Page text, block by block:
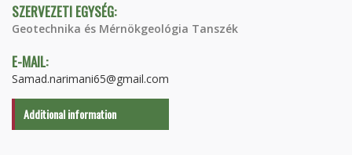
SZERVEZETI EGYSÉG:
Geotechnika és Mérnökgeológia Tanszék
E-MAIL:
Samad.narimani65@gmail.com
Additional information